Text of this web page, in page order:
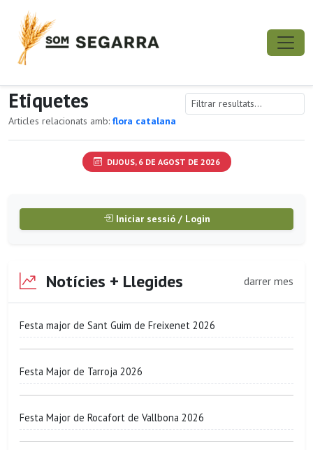
Etiquetes
Articles relacionats amb: flora catalana
DIJOUS, 6 DE AGOST DE 2026
Iniciar sessió / Login
Notícies + Llegides darrer mes
Festa major de Sant Guim de Freixenet 2026
Festa Major de Tarroja 2026
Festa Major de Rocafort de Vallbona 2026